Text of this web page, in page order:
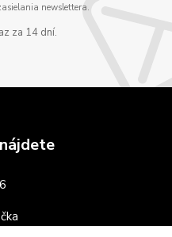
newslettera.
za 14 dní.